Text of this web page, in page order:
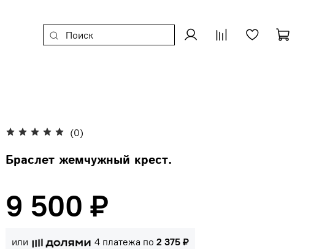
(0)
Браслет жемчужный крест.
9 500 ₽
или 4 платежа по2 375 ₽